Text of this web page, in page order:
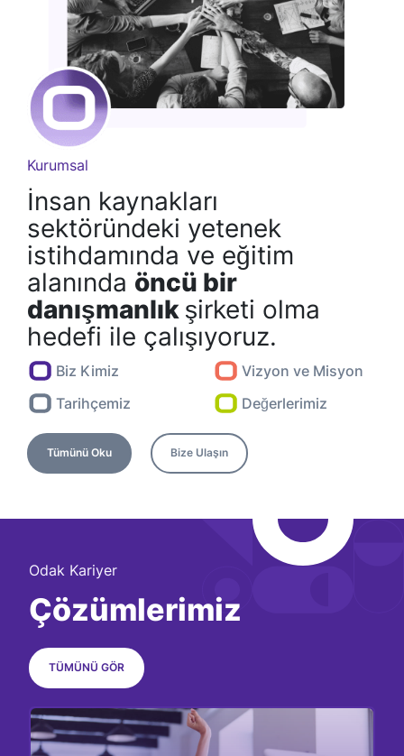
Kurumsal
İnsan kaynakları
sektöründeki yetenek
istihdamında ve eğitim
alanında öncü bir
danışmanlık şirketi olma
hedefi ile çalışıyoruz.
Biz Kimiz
Vizyon ve Misyon
Tarihçemiz
Değerlerimiz
Tümünü Oku Bize Ulaşın
Odak Kariyer
Çözümlerimiz
TÜMÜNÜ GÖR